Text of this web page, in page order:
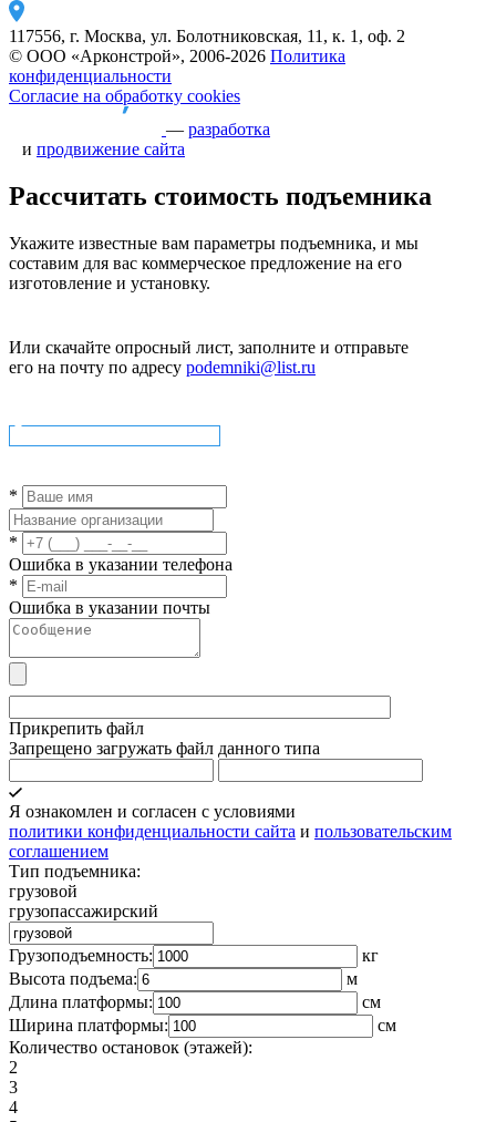
117556, г. Москва, ул. Болотниковская, 11, к. 1, оф. 2
© ООО «Арконстрой», 2006-2026 Политика
конфиденциальности
Согласие на обработку cookies
— разработка
и продвижение сайта
Рассчитать стоимость подъемника
Укажите известные вам параметры подъемника, и мы
составим для вас коммерческое предложение на его
изготовление и установку.
Или скачайте опросный лист, заполните и отправьте
его на почту по адресу podemniki@list.ru
*
*
Ошибка в указании телефона
*
Ошибка в указании почты
Прикрепить файл
Запрещено загружать файл данного типа
Я ознакомлен и согласен с условиями
политики конфиденциальности сайта и пользовательским
соглашением
Тип подъемника:
грузовой
грузопассажирский
Грузоподъемность:
кг
Высота подъема:
м
Длина платформы:
cм
Ширина платформы:
см
Количество остановок (этажей):
2
3
4